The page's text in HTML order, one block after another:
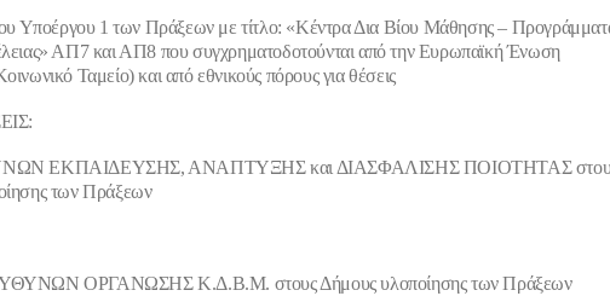
Υποέργου 1 των Πράξεων με τίτλο: «Κέντρα Δια Βίου Μάθησης –
ΑΠ7 και ΑΠ8 που συγχρηματοδοτούνται από την Ευρωπαϊκή Ένωση
Ταμείο) και από εθνικούς πόρους για θέσεις
ΕΚΠΑΙΔΕΥΣΗΣ, ΑΝΑΠΤΥΞΗΣ και ΔΙΑΣΦΑΛΙΣΗΣ ΠΟΙΟΤΗΤΑΣ
των Πράξεων
ΟΡΓΑΝΩΣΗΣ Κ.Δ.Β.Μ. στους Δήμους υλοποίησης των Πράξεων